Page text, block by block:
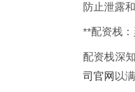
防止泄露和
**配资栈
配资栈深
司官网 以